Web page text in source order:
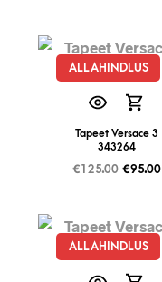
ALLAHINDLUS
Tapeet Versace 3
343264
€125.00 €95.00
ALLAHINDLUS